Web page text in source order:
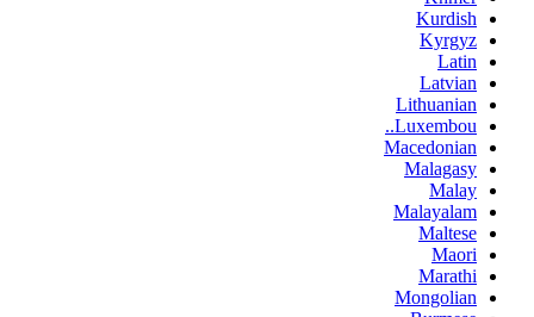
Kurdish
Kyrgyz
Latin
Latvian
Lithuanian
Luxembou..
Macedonian
Malagasy
Malay
Malayalam
Maltese
Maori
Marathi
Mongolian